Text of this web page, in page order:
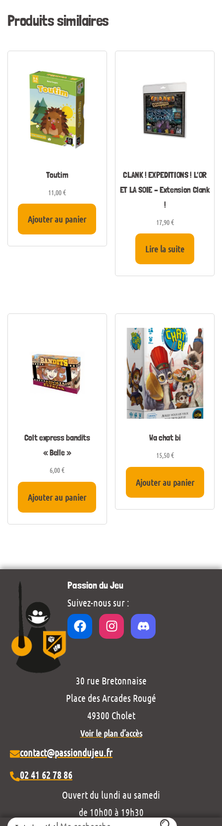
Search
Produits similaires
Toutim
11,00€
Ajouter au panier
CLANK ! EXPEDITIONS ! L’OR
ET LA SOIE – Extension Clank
!
17,90€
Lire la suite
Colt express bandits
« Belle »
6,00€
Ajouter au panier
Wa chat bi
15,50€
Ajouter au panier
Passion du Jeu
Suivez-nous sur :
30 rue Bretonnaise
Place des Arcades Rougé
49300 Cholet
Voir le plan d’accès
contact@passiondujeu.fr
02 41 62 78 86
Ouvert du lundi au samedi
de 10h00 à 19h30